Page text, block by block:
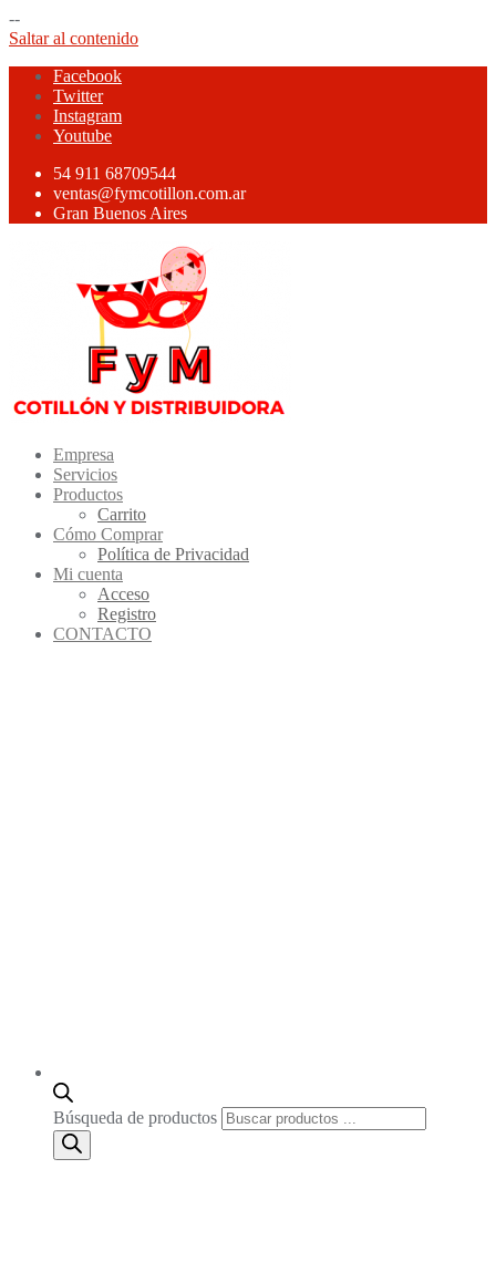
--
Saltar al contenido
Facebook
Twitter
Instagram
Youtube
54 911 68709544
ventas@fymcotillon.com.ar
Gran Buenos Aires
Empresa
Servicios
Productos
Carrito
Cómo Comprar
Política de Privacidad
Mi cuenta
Acceso
Registro
CONTACTO
Búsqueda de productos